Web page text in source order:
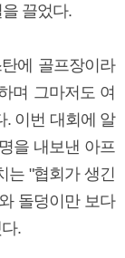
끌었다.
에 골프장이라
며 그마저도 여
. 이번 대회에 알
을 내보낸 아프
는 "협회가 생긴
돌덩이만 보다
.